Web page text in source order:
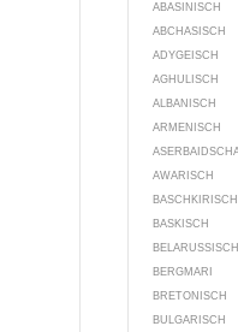
ABASINISCH
ABCHASISCH
ADYGEISCH
AGHULISCH
ALBANISCH
ARMENISCH
AWARISCH
BASCHKIRISCH
BASKISCH
BELARUSSISCH
BERGMARI
BRETONISCH
BULGARISCH